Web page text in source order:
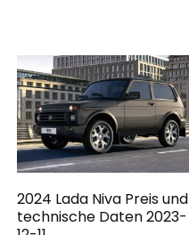
2024 Lada Niva Preis und
technische Daten 2023-